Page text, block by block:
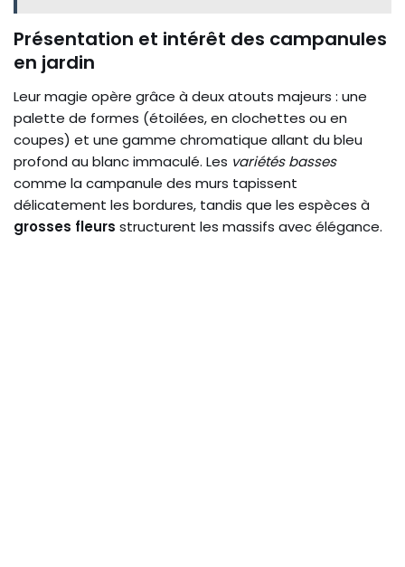
Présentation et intérêt des campanules
en jardin
Leur magie opère grâce à deux atouts majeurs : une
palette de formes (étoilées, en clochettes ou en
coupes) et une gamme chromatique allant du bleu
profond au blanc immaculé. Les variétés basses
comme la campanule des murs tapissent
délicatement les bordures, tandis que les espèces à
grosses fleurs structurent les massifs avec élégance.